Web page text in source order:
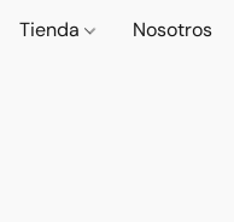
Tienda Nosotros